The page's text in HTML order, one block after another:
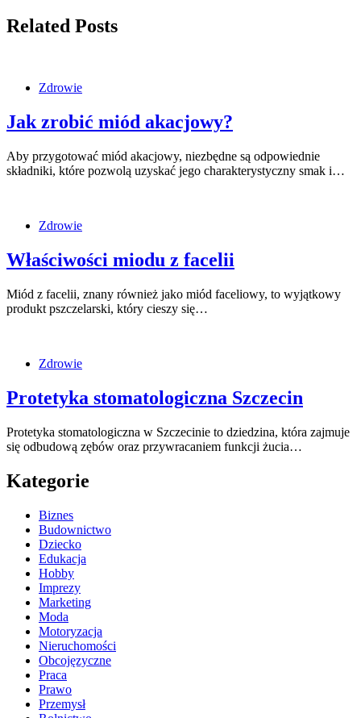
Related Posts
Zdrowie
Jak zrobić miód akacjowy?
Aby przygotować miód akacjowy, niezbędne są odpowiednie
składniki, które pozwolą uzyskać jego charakterystyczny smak i…
Zdrowie
Właściwości miodu z facelii
Miód z facelii, znany również jako miód faceliowy, to wyjątkowy
produkt pszczelarski, który cieszy się…
Zdrowie
Protetyka stomatologiczna Szczecin
Protetyka stomatologiczna w Szczecinie to dziedzina, która zajmuje
się odbudową zębów oraz przywracaniem funkcji żucia…
Kategorie
Biznes
Budownictwo
Dziecko
Edukacja
Hobby
Imprezy
Marketing
Moda
Motoryzacja
Nieruchomości
Obcojęzyczne
Praca
Prawo
Przemysł